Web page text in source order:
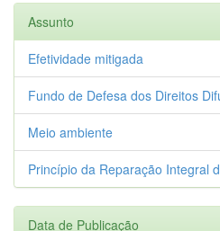
Assunto
Efetividade mitigada
Fundo de Defesa dos Direitos
Meio ambiente
Princípio da Reparação Integral
Data de Publicação